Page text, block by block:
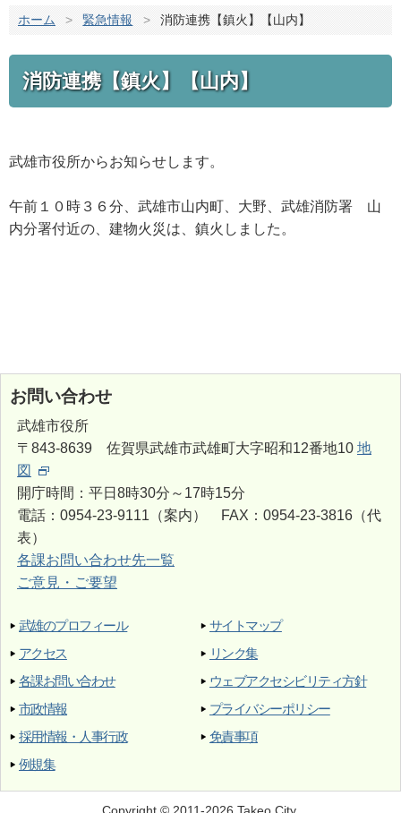
ホーム > 緊急情報 > 消防連携【鎮火】【山内】
消防連携【鎮火】【山内】
武雄市役所からお知らせします。
午前１０時３６分、武雄市山内町、大野、武雄消防署 山
内分署付近の、建物火災は、鎮火しました。
お問い合わせ
武雄市役所
〒843-8639 佐賀県武雄市武雄町大字昭和12番地10 地
図
開庁時間：平日8時30分～17時15分
電話：0954-23-9111（案内） FAX：0954-23-3816（代
表）
各課お問い合わせ先一覧
ご意見・ご要望
武雄のプロフィール
アクセス
各課お問い合わせ
市政情報
採用情報・人事行政
例規集
サイトマップ
リンク集
ウェブアクセシビリティ方針
プライバシーポリシー
免責事項